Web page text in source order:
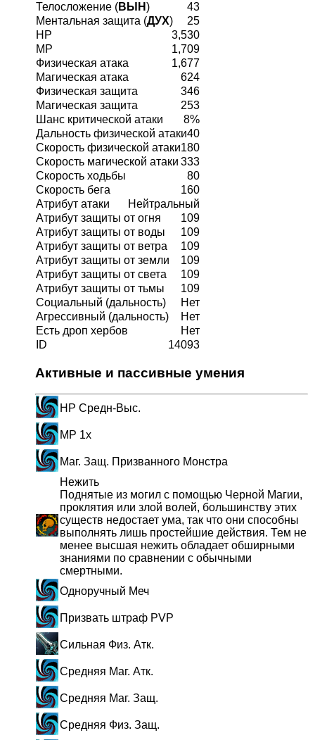
Телосложение (ВЫН)
43
Ментальная защита (ДУХ)
25
HP
3,530
MP
1,709
Физическая атака
1,677
Магическая атака
624
Физическая защита
346
Магическая защита
253
Шанс критической атаки
8%
Дальность физической атаки40
Скорость физической атаки180
Скорость магической атаки 333
Скорость ходьбы
80
Скорость бега
160
Атрибут атаки
Нейтральный
Атрибут защиты от огня
109
Атрибут защиты от воды
109
Атрибут защиты от ветра
109
Атрибут защиты от земли
109
Атрибут защиты от света
109
Атрибут защиты от тьмы
109
Социальный (дальность)
Нет
Агрессивный (дальность)
Нет
Есть дроп хербов
Нет
ID
14093
Активные и пассивные умения
HP Средн-Выс.
MP 1x
Маг. Защ. Призванного Монстра
Нежить
Поднятые из могил с помощью Черной Магии,
проклятия или злой волей, большинству этих
существ недостает ума, так что они способны
выполнять лишь простейшие действия. Тем не
менее высшая нежить обладает обширными
знаниями по сравнении с обычными
смертными.
Одноручный Меч
Призвать штраф PVP
Сильная Физ. Атк.
Средняя Маг. Атк.
Средняя Маг. Защ.
Средняя Физ. Защ.